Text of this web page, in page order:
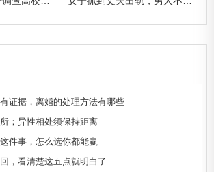
证据，离婚的处理方法有哪些
；异性相处须保持距离
件事，怎么选你都能赢
，看清楚这五点就明白了